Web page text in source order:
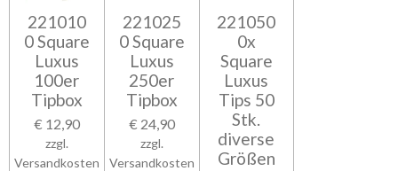
221010
0 Square
Luxus
100er
Tipbox
€ 12,90
zzgl.
Versandkosten
221025
0 Square
Luxus
250er
Tipbox
€ 24,90
zzgl.
Versandkosten
221050
0x
Square
Luxus
Tips 50
Stk.
diverse
Größen